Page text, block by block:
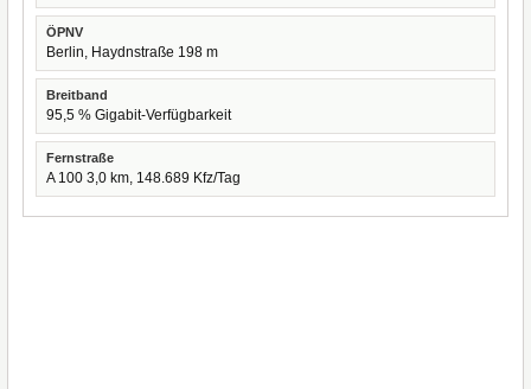
ÖPNV
Berlin, Haydnstraße 198 m
Breitband
95,5 % Gigabit-Verfügbarkeit
Fernstraße
A 100 3,0 km, 148.689 Kfz/Tag